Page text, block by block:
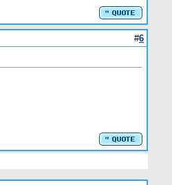
#6